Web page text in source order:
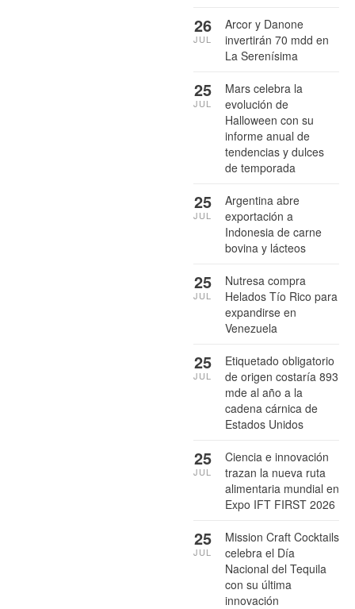
Arcor y Danone
invertirán 70 mdd en
La Serenísima
26
JUL
Mars celebra la
evolución de
Halloween con su
informe anual de
tendencias y dulces
de temporada
25
JUL
Argentina abre
exportación a
Indonesia de carne
bovina y lácteos
25
JUL
Nutresa compra
Helados Tío Rico para
expandirse en
Venezuela
25
JUL
Etiquetado obligatorio
de origen costaría 893
mde al año a la
cadena cárnica de
Estados Unidos
25
JUL
Ciencia e innovación
trazan la nueva ruta
alimentaria mundial en
Expo IFT FIRST 2026
25
JUL
Mission Craft Cocktails
celebra el Día
Nacional del Tequila
con su última
innovación
25
JUL